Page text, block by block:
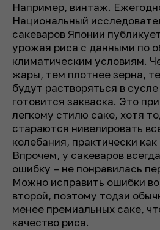
Например, винтаж.
Национальный
сакеваров Японии
урожая риса с данными по
климатическим условиям.
жары, тем плотнее зерна,
будут растворяться в
готовится закваска. Это
легкому стилю саке, хотя
стараются нивелировать
колебания, практически
Впрочем, у сакеваров
ошибку – не понравилась
Можно исправить ошибки
второй, поэтому тодзи
менее премиальных саке,
качество риса.